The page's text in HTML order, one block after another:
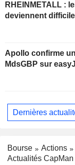
RHEINMETALL : les risques d'exécution
deviennent
Apollo confirme
MdsGBP sur
Dernières
Bourse Actions
Actualités CapMan